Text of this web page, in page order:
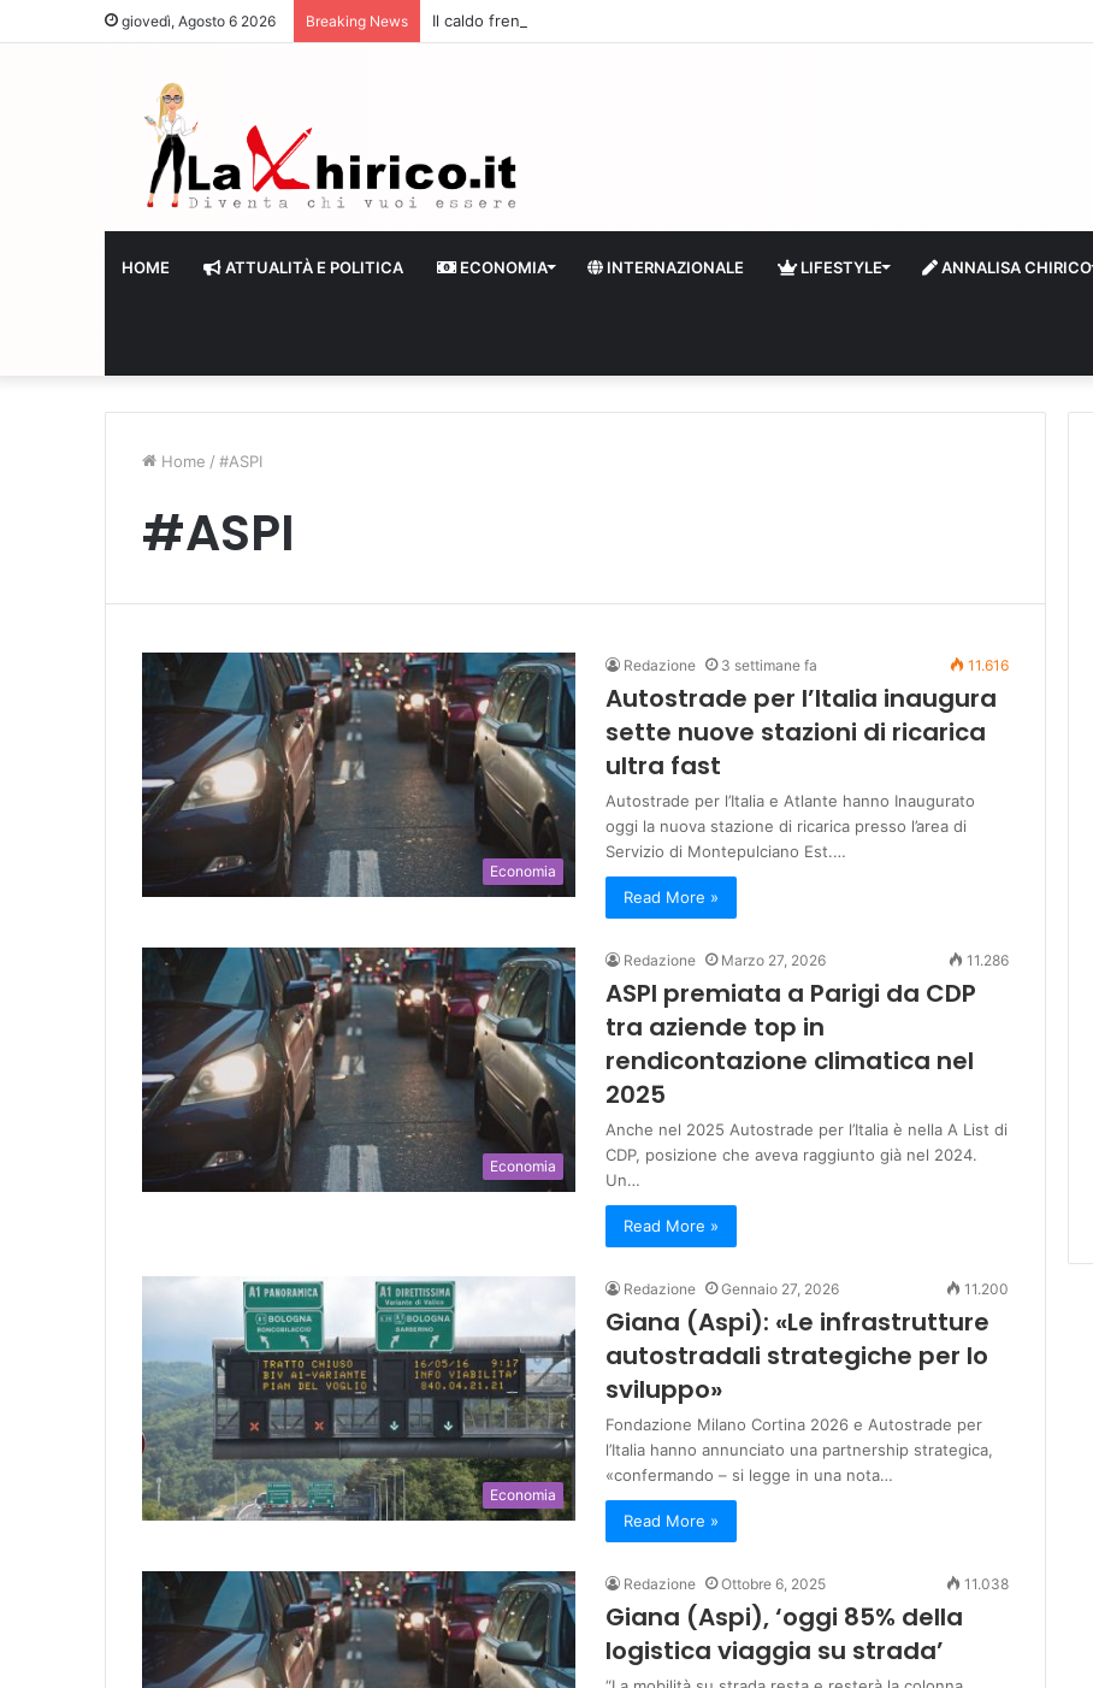
giovedì, Agosto 6 2026 Breaking News Il caldo frena il turismo a Firenze: una prima ripresa solo a settembre
HOME ATTUALITÀ E POLITICA ECONOMIA INTERNAZIONALE LIFESTYLE ANNALISA CHIRICO
Home / #ASPI
#ASPI
Economia
Redazione 3 settimane fa 11.616
Autostrade per l’Italia inaugura
sette nuove stazioni di ricarica
ultra fast
Autostrade per l’Italia e Atlante hanno Inaugurato
oggi la nuova stazione di ricarica presso l’area di
Servizio di Montepulciano Est.…
Read More »
Economia
Redazione Marzo 27, 2026 11.286
ASPI premiata a Parigi da CDP
tra aziende top in
rendicontazione climatica nel
2025
Anche nel 2025 Autostrade per l’Italia è nella A List di
CDP, posizione che aveva raggiunto già nel 2024.
Un…
Read More »
Economia
Redazione Gennaio 27, 2026 11.200
Giana (Aspi): «Le infrastrutture
autostradali strategiche per lo
sviluppo»
Fondazione Milano Cortina 2026 e Autostrade per
l’Italia hanno annunciato una partnership strategica,
«confermando – si legge in una nota…
Read More »
Redazione Ottobre 6, 2025 11.038
Giana (Aspi), ‘oggi 85% della
logistica viaggia su strada’